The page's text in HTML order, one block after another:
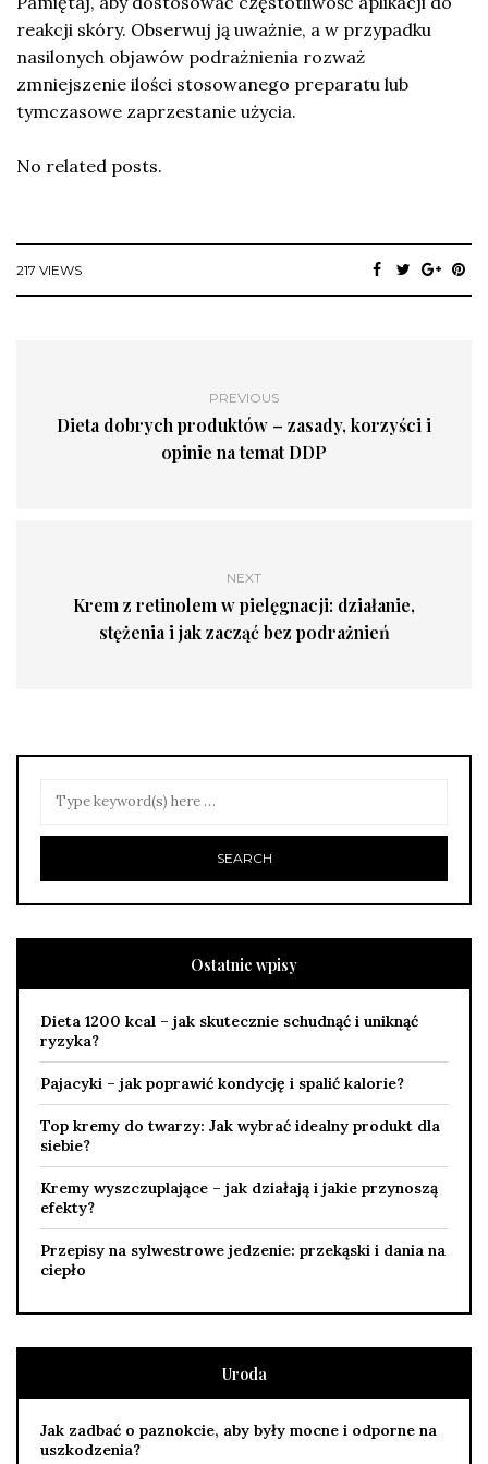
reakcji skóry. Obserwuj ją uważnie, a w przypadku
nasilonych objawów podrażnienia rozważ
zmniejszenie ilości stosowanego preparatu lub
tymczasowe zaprzestanie użycia.
No related posts.
217 VIEWS
PREVIOUS
Dieta dobrych produktów – zasady, korzyści i
opinie na temat DDP
NEXT
Krem z retinolem w pielęgnacji: działanie,
stężenia i jak zacząć bez podrażnień
Ostatnie wpisy
Dieta 1200 kcal – jak skutecznie schudnąć i uniknąć
ryzyka?
Pajacyki – jak poprawić kondycję i spalić kalorie?
Top kremy do twarzy: Jak wybrać idealny produkt dla
siebie?
Kremy wyszczuplające – jak działają i jakie przynoszą
efekty?
Przepisy na sylwestrowe jedzenie: przekąski i dania na
ciepło
Uroda
Jak zadbać o paznokcie, aby były mocne i odporne na
uszkodzenia?